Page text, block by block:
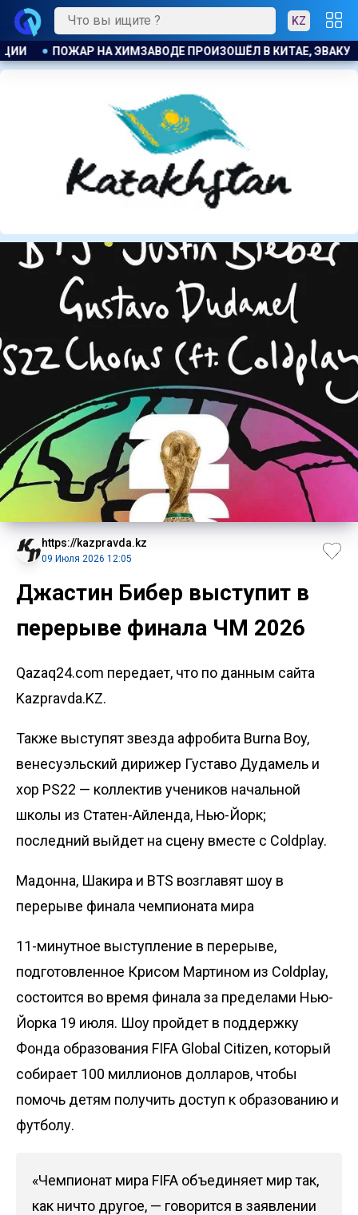
KZ
ЭВАКУИРОВАЛИ БОЛЕЕ 1200 ЧЕЛОВЕК КОСТАНАЕЦ
https://kazpravda.kz
09 Июля 2026 12:05
Джастин Бибер выступит в
перерыве финала ЧМ 2026
Qazaq24.com передает, что по данным сайта
Kazpravda.KZ.
Также выступят звезда афробита Burna Boy,
венесуэльский дирижер Густаво Дудамель и
хор PS22 — коллектив учеников начальной
школы из Статен-Айленда, Нью-Йорк;
последний выйдет на сцену вместе с Coldplay.
Мадонна, Шакира и BTS возглавят шоу в
перерыве финала чемпионата мира
11-минутное выступление в перерыве,
подготовленное Крисом Мартином из Coldplay,
состоится во время финала за пределами Нью-
Йорка 19 июля. Шоу пройдет в поддержку
Фонда образования FIFA Global Citizen, который
собирает 100 миллионов долларов, чтобы
помочь детям получить доступ к образованию и
футболу.
«Чемпионат мира FIFA объединяет мир так,
как ничто другое, — говорится в заявлении